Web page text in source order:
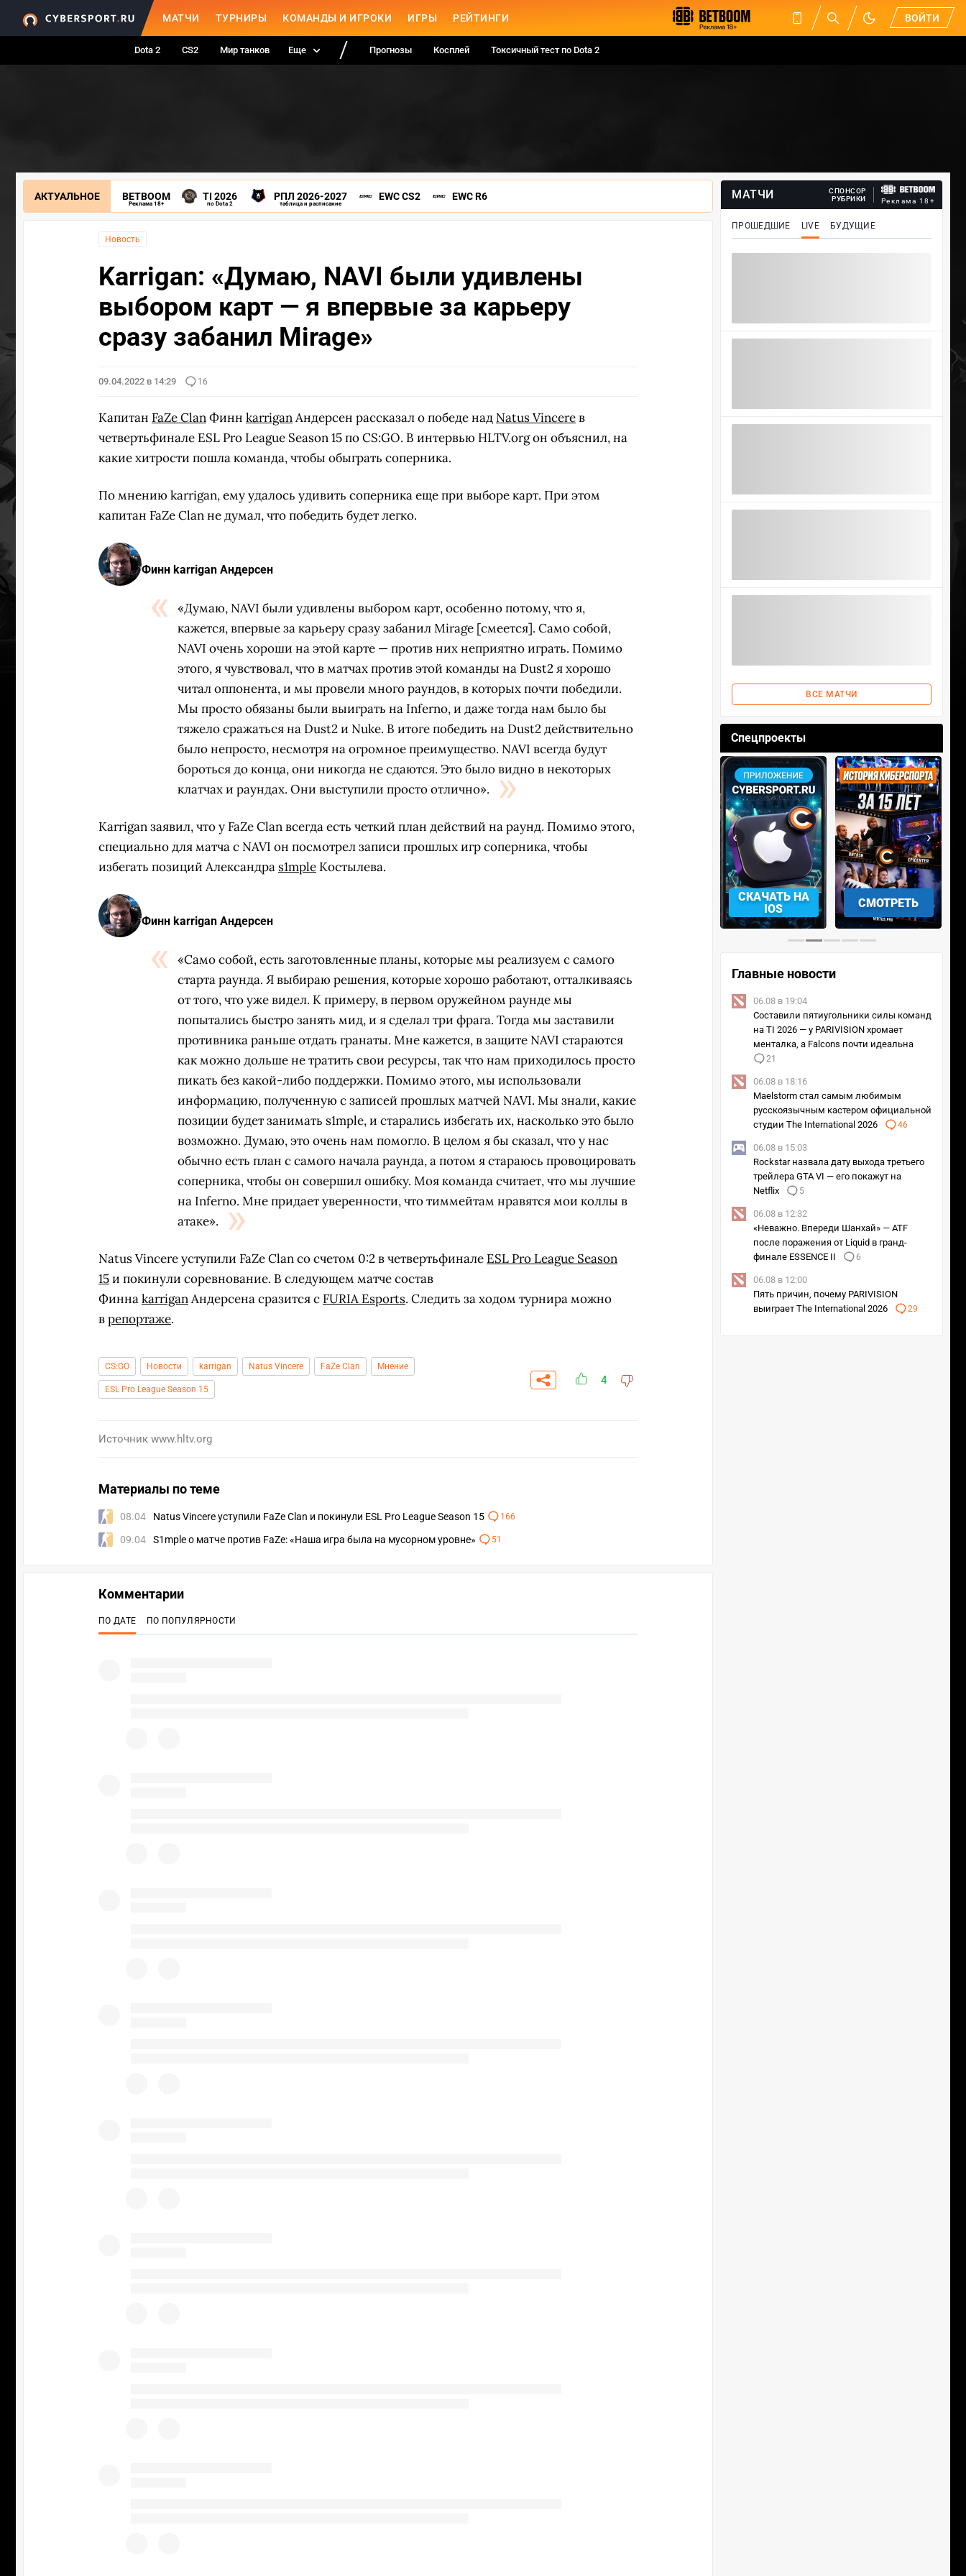
МАТЧИ ТУРНИРЫ КОМАНДЫ И ИГРОКИ ИГРЫ РЕЙТИНГИ ВОЙТИ
Dota 2 CS2 Мир танков Еще Прогнозы Косплей Токсичный тест по Dota 2
АКТУАЛЬНОЕ BETBOOM
Реклама 18+
TI 2026
по Dota 2
РПЛ 2026-2027
таблица и расписание
EWC CS2 EWC R6
Новость
Karrigan: «Думаю, NAVI были удивлены
выбором карт — я впервые за карьеру
сразу забанил Mirage»
09.04.2022 в 14:29 16
Капитан FaZe ClanФинн karriganАндерсен рассказал о победе над Natus Vincereв
четвертьфинале ESL Pro League Season 15 по CS:GO. В интервью HLTV.org он объяснил, на
какие хитрости пошла команда, чтобы обыграть соперника.
По мнению karrigan, ему удалось удивить соперника еще при выборе карт. При этом
капитан FaZe Clan не думал, что победить будет легко.
Финн karrigan Андерсен
«Думаю, NAVI были удивлены выбором карт, особенно потому, что я,
кажется, впервые за карьеру сразу забанил Mirage [смеется]. Само собой,
NAVI очень хороши на этой карте — против них неприятно играть. Помимо
этого, я чувствовал, что в матчах против этой команды на Dust2 я хорошо
читал оппонента, и мы провели много раундов, в которых почти победили.
Мы просто обязаны были выиграть на Inferno, и даже тогда нам было бы
тяжело сражаться на Dust2 и Nuke. В итоге победить на Dust2 действительно
было непросто, несмотря на огромное преимущество. NAVI всегда будут
бороться до конца, они никогда не сдаются. Это было видно в некоторых
клатчах и раундах. Они выступили просто отлично».
Karrigan заявил, что у FaZe Clan всегда есть четкий план действий на раунд. Помимо этого,
специально для матча с NAVI он посмотрел записи прошлых игр соперника, чтобы
избегать позиций Александра s1mple Костылева.
Финн karrigan Андерсен
«Само собой, есть заготовленные планы, которые мы реализуем с самого
старта раунда. Я выбираю решения, которые хорошо работают, отталкиваясь
от того, что уже видел. К примеру, в первом оружейном раунде мы
попытались быстро занять мид, и я сделал три фрага. Тогда мы заставили
противника раньше отдать гранаты. Мне кажется, в защите NAVI стараются
как можно дольше не тратить свои ресурсы, так что нам приходилось просто
пикать без какой-либо поддержки. Помимо этого, мы использовали
информацию, полученную с записей прошлых матчей NAVI. Мы знали, какие
позиции будет занимать s1mple, и старались избегать их, насколько это было
возможно. Думаю, это очень нам помогло. В целом я бы сказал, что у нас
обычно есть план с самого начала раунда, а потом я стараюсь провоцировать
соперника, чтобы он совершил ошибку. Моя команда считает, что мы лучшие
на Inferno. Мне придает уверенности, что тиммейтам нравятся мои коллы в
атаке».
Natus Vincere уступили FaZe Clan со счетом 0:2 в четвертьфинале ESL Pro League Season
15и покинули соревнование. В следующем матче состав
ФиннаkarriganАндерсена сразится с FURIA Esports. Следить за ходом турнира можно
врепортаже.
CS:GO Новости karrigan Natus Vincere FaZe Clan Мнение
ESL Pro League Season 15
4
Источник www.hltv.org
Материалы по теме
08.04 Natus Vincere уступили FaZe Clan и покинули ESL Pro League Season 15 166
09.04 S1mple о матче против FaZe: «Наша игра была на мусорном уровне» 51
МАТЧИ
СПОНСОР
РУБРИКИ
Реклама 18+
ПРОШЕДШИЕ LIVE БУДУЩИЕ
ВСЕ МАТЧИ
Спецпроекты
СМОТРЕТЬ УЧАСТВОВАТЬ
‹ ›
Главные новости
06.08 в 19:04
Составили пятиугольники силы команд
на TI 2026 — у PARIVISION хромает
менталка, а Falcons почти идеальна
21
06.08 в 18:16
Maelstorm стал самым любимым
русскоязычным кастером официальной
студии The International 2026
46
06.08 в 15:03
Rockstar назвала дату выхода третьего
трейлера GTA VI — его покажут на
Netflix
5
06.08 в 12:32
«Неважно. Впереди Шанхай» — ATF
после поражения от Liquid в гранд-
финале ESSENCE II
6
06.08 в 12:00
Пять причин, почему PARIVISION
выиграет The International 2026
29
Комментарии
ПО ДАТЕ ПО ПОПУЛЯРНОСТИ